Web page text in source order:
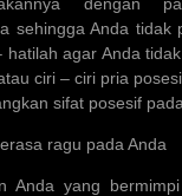
sehingga Anda tidak
hatilah agar Anda
ciri – ciri pria
sifat posesif
ragu pada Anda
Anda yang